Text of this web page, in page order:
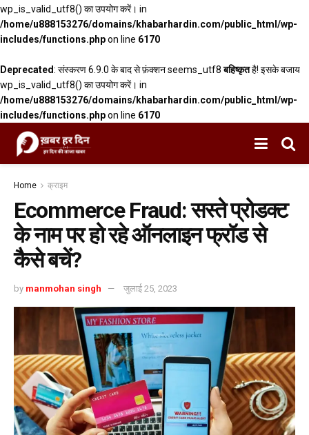
wp_is_valid_utf8() का उपयोग करें। in
/home/u888153276/domains/khabarhardin.com/public_html/wp-
includes/functions.phpon line 6170
Deprecated: संस्करण 6.9.0 के बाद से फ़ंक्शन seems_utf8बहिष्कृतहै! इसके बजाय
wp_is_valid_utf8() का उपयोग करें। in
/home/u888153276/domains/khabarhardin.com/public_html/wp-
includes/functions.phpon line 6170
Home क्राइम
Ecommerce Fraud: सस्ते प्रोडक्ट
के नाम पर हो रहे ऑनलाइन फ्रॉड से
कैसे बचें?
by manmohan singh जुलाई 25, 2023